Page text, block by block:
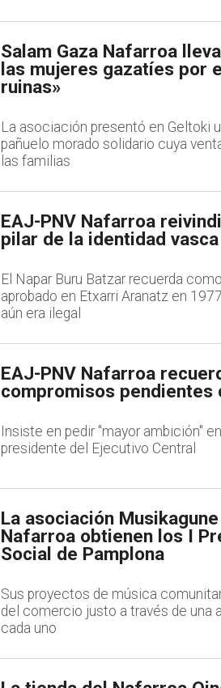
Salam Gaza Nafarroa
las mujeres gazatíes por
ruinas»
La asociación presentó en Geltoki
pañuelo morado solidario cuya
las familias
EAJ-PNV Nafarroa
pilar de la identidad
El Napar Buru Batzar recuerda
aprobado en Etxarri Aranatz en
aún era ilegal
EAJ-PNV Nafarroa
compromisos pendientes
Insiste en pedir "mayor ambición"
presidente del Ejecutivo Central
La asociación
Nafarroa obtienen los I
Social de Pamplona
Sus proyectos de música
del comercio justo a través de una
cada uno